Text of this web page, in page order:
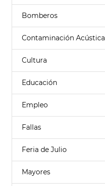
Bomberos
Contaminación Acústica
Cultura
Educación
Empleo
Fallas
Feria de Julio
Mayores